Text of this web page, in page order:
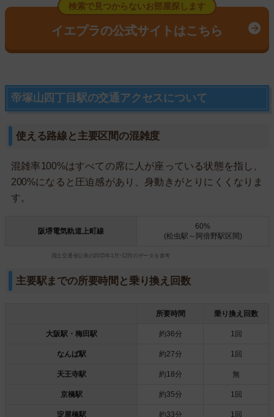
検索で見つからないお部屋探します
イエプラの公式サイトはこちら
帝塚山四丁目駅の交通アクセスについて
使える路線と主要区間の混雑度
混雑率100%はすべての席に人が座っている状態を指し、
200%になると圧迫感があり、身動きがとりにくくなりま
す。
阪堺電気軌道上町線
60%
(松虫駅～阿倍野駅区間)
国土交通省公表の2015年1月~12月のデータを参考
主要駅までの所要時間と乗り換え回数
所要時間 乗り換え回数
大阪駅・梅田駅 約36分 1回
なんば駅 約27分 1回
天王寺駅 約18分 無
京橋駅 約35分 1回
淀屋橋駅 約33分 1回